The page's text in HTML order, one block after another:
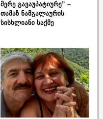
მერე გავაუპატიურე” –
თამაზ ნამგალაურის
სისხლიანი საქმე